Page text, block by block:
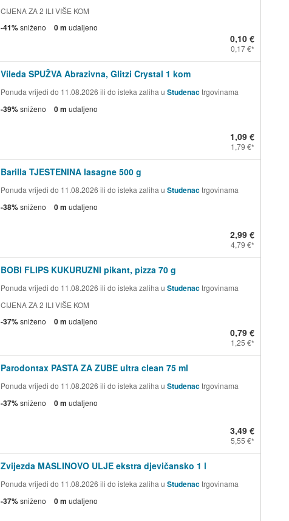
CIJENA ZA 2 ILI VIŠE KOM
-41%sniženo 0 m udaljeno
0,10 €
0,17 €
Vileda SPUŽVA Abrazivna, Glitzi Crystal 1 kom
Ponuda vrijedi do 11.08.2026 ili do isteka zaliha u Studenactrgovinama
-39%sniženo 0 m udaljeno
1,09 €
1,79 €
Barilla TJESTENINA lasagne 500 g
Ponuda vrijedi do 11.08.2026 ili do isteka zaliha u Studenactrgovinama
-38%sniženo 0 m udaljeno
2,99 €
4,79 €
BOBI FLIPS KUKURUZNI pikant, pizza 70 g
Ponuda vrijedi do 11.08.2026 ili do isteka zaliha u Studenactrgovinama
CIJENA ZA 2 ILI VIŠE KOM
-37%sniženo 0 m udaljeno
0,79 €
1,25 €
Parodontax PASTA ZA ZUBE ultra clean 75 ml
Ponuda vrijedi do 11.08.2026 ili do isteka zaliha u Studenactrgovinama
-37%sniženo 0 m udaljeno
3,49 €
5,55 €
Zvijezda MASLINOVO ULJE ekstra djevičansko 1 l
Ponuda vrijedi do 11.08.2026 ili do isteka zaliha u Studenactrgovinama
-37%sniženo 0 m udaljeno